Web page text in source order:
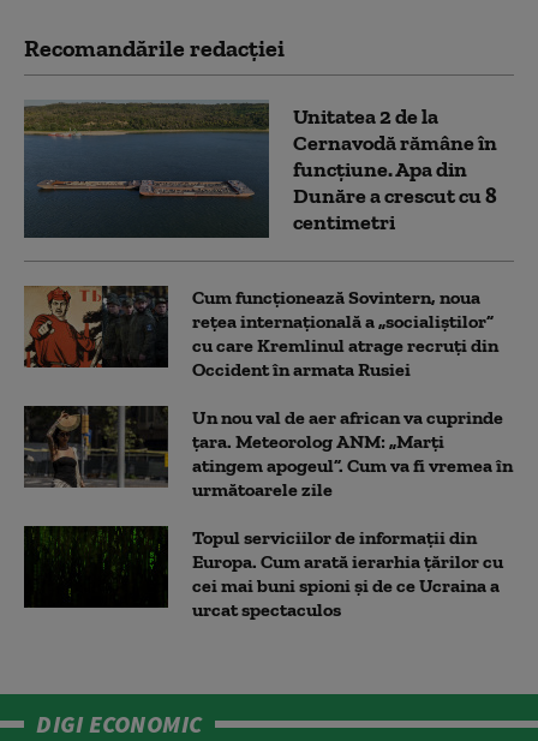
Recomandările redacţiei
Unitatea 2 de la
Cernavodă rămâne în
funcțiune. Apa din
Dunăre a crescut cu 8
centimetri
Cum funcționează Sovintern, noua
rețea internațională a „socialiștilor”
cu care Kremlinul atrage recruți din
Occident în armata Rusiei
Un nou val de aer african va cuprinde
țara. Meteorolog ANM: „Marți
atingem apogeul”. Cum va fi vremea în
următoarele zile
Topul serviciilor de informații din
Europa. Cum arată ierarhia țărilor cu
cei mai buni spioni și de ce Ucraina a
urcat spectaculos
DIGI ECONOMIC